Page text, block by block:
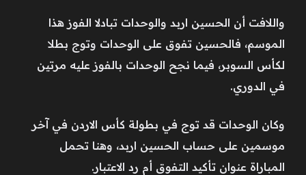
واللافت أن الحسين اربد والوحدات تبادلا الفوز هذا
الموسم، فالحسين تفوق على الوحدات وتوج بطلا
لكأس السوبر، فيما نجح الوحدات بالفوز عليه مرتين
في الدوري.
وكان الوحدات قد توج في بطولة كأس الاردن في آخر
موسمين على حساب الحسين اربد، وهنا تحمل
المباراة عنوان تأكيد التفوق أم رد الاعتبار.